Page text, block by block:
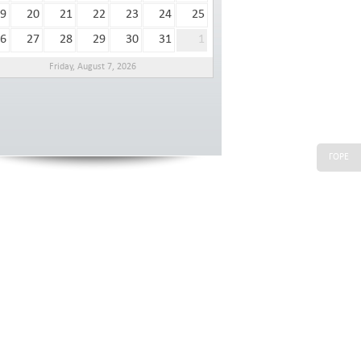
20 21 22 23 24
25
27 28 29 30 31 1
Friday, August 7, 2026
ГОРЕ